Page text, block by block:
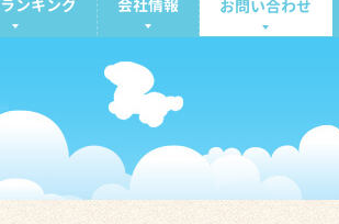
ンキング 会社情報 お問い合わせ